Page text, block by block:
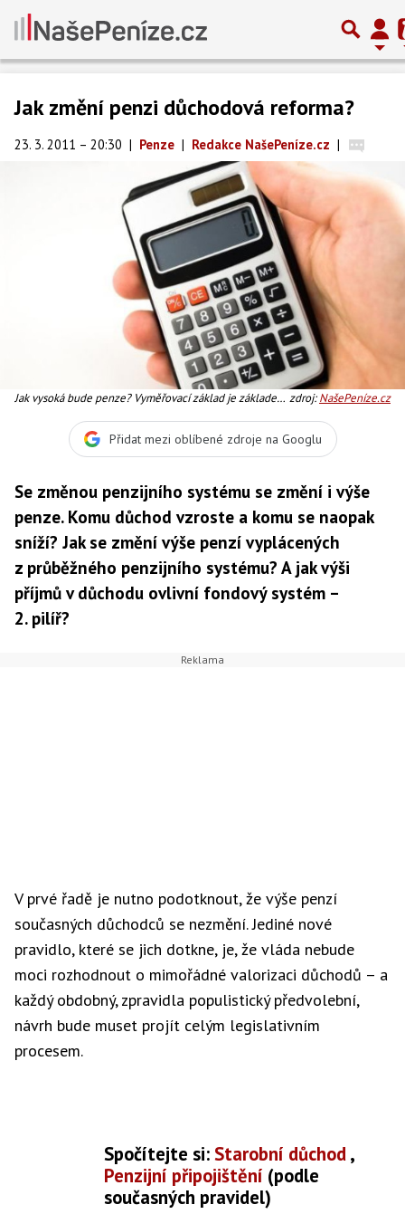
Jak změní penzi důchodová reforma?
23. 3. 2011 – 20:30 | Penze | Redakce NašePeníze.cz |
Jak vysoká bude penze? Vyměřovací základ je základem
let placení důchodového pojištění, Foto:SXC
zdroj:NašePeníze.cz
Přidat mezi oblíbené zdroje na Googlu
Se změnou penzijního systému se změní i výše
penze. Komu důchod vzroste a komu se naopak
sníží? Jak se změní výše penzí vyplácených
z průběžného penzijního systému? A jak výši
příjmů v důchodu ovlivní fondový systém –
2. pilíř?
V prvé řadě je nutno podotknout, že výše penzí
současných důchodců se nezmění. Jediné nové
pravidlo, které se jich dotkne, je, že vláda nebude
moci rozhodnout o mimořádné valorizaci důchodů – a
každý obdobný, zpravidla populistický předvolební,
návrh bude muset projít celým legislativním
procesem.
Spočítejte si: Starobní důchod,
Penzijní připojištění (podle
současných pravidel)